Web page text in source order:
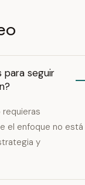
seguir
el enfoque no está
y